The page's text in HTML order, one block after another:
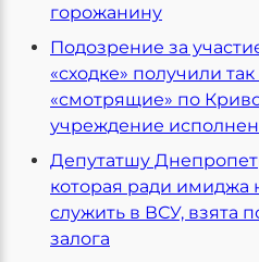
горожанину
Подозрение за
«сходке» получили
«смотрящие» по
учреждение
Депутатшу
которая ради имиджа
служить в ВСУ, взята
залога